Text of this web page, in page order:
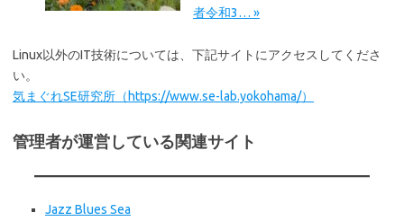
者令和3… »
Linux以外のIT技術については、下記サイトにアクセスしてくださ
い。
気まぐれSE研究所（https://www.se-lab.yokohama/）
管理者が運営している関連サイト
Jazz Blues Sea